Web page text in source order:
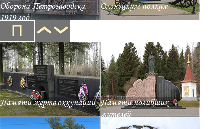
Оборона Петрозаводска.
1919 год
Олонецким полкам
П
Памяти жертв оккупации Памяти погибших
жителей